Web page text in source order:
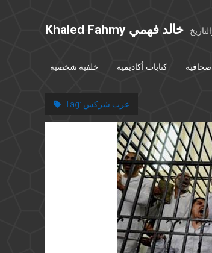
Khaled Fahmy خالد فهمي
خلفية شخصية كتابات أكاديمية
Tag: عرب شركس